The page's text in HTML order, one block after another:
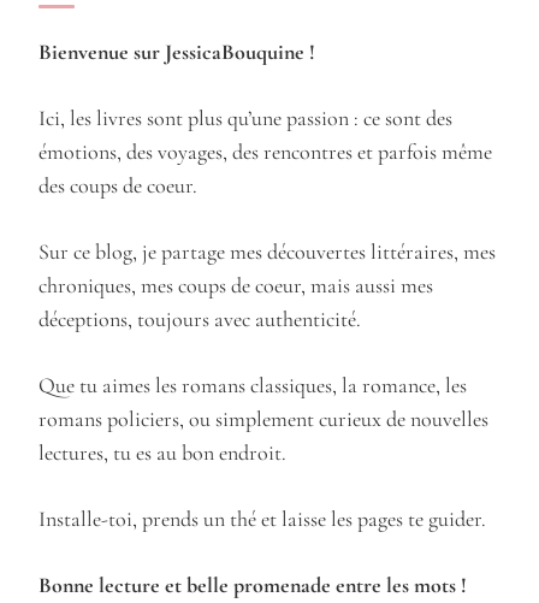
Bienvenue sur JessicaBouquine !
Ici, les livres sont plus qu’une passion : ce sont des
émotions, des voyages, des rencontres et parfois même
des coups de coeur.
Sur ce blog, je partage mes découvertes littéraires, mes
chroniques, mes coups de coeur, mais aussi mes
déceptions, toujours avec authenticité.
Que tu aimes les romans classiques, la romance, les
romans policiers, ou simplement curieux de nouvelles
lectures, tu es au bon endroit.
Installe-toi, prends un thé et laisse les pages te guider.
Bonne lecture et belle promenade entre les mots !